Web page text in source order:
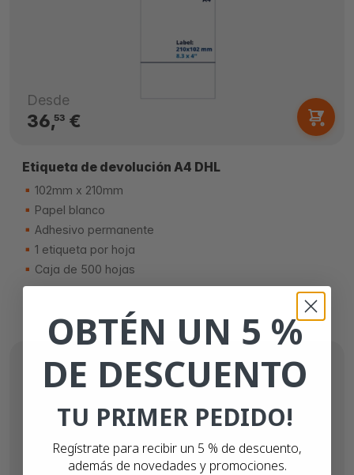
Desde
36,53€
Etiqueta de devolución A4 DHL
102mm x 210mm
Papel blanco
Adhesivo permanente
1 etiqueta por hoja
Caja de 500 hojas
OBTÉN UN 5 %
DE DESCUENTO
TU PRIMER PEDIDO!
Regístrate para recibir un 5 % de descuento,
además de novedades y promociones.